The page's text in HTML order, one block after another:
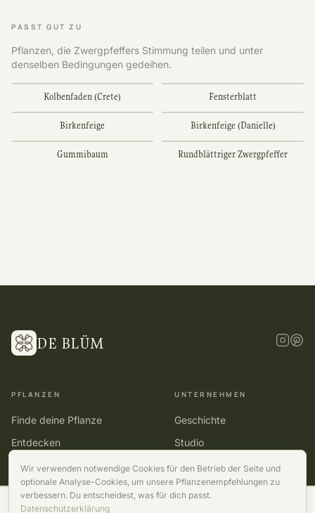
PASST GUT ZU
Pflanzen, die Zwergpfeffers Stimmung teilen und unter
denselben Bedingungen gedeihen.
Kolbenfaden (Crete) Fensterblatt
Birkenfeige Birkenfeige (Danielle)
Gummibaum Rundblättriger Zwergpfeffer
GRÖSSE WÄHLEN
DE BLÜM
PFLANZEN
Finde deine Pflanze
Entdecken
Kollektionen
UNTERNEHMEN
Geschichte
Studio
Kontakt
Wir verwenden notwendige Cookies für den Betrieb der Seite und
optionale Analyse-Cookies, um unsere Pflanzenempfehlungen zu
verbessern. Du entscheidest, was für dich passt.
Datenschutzerklärung